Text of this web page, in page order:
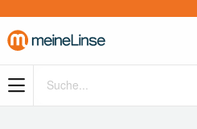
Zum Hauptinhalt springen